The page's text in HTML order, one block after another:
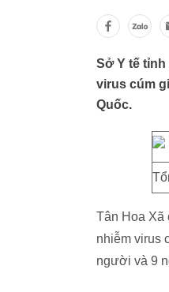
Sở Y tế
virus cúm
Quốc.
Tân Hoa Xã
nhiễm virus
người và 9